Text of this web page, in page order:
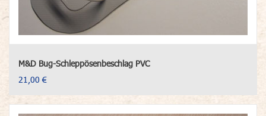
M&D Bug-Schleppösenbeschlag PVC
21,00 €